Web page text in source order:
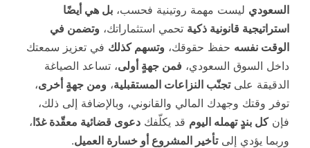
السعودي ليست مهمة روتينية فحسب، بل هي أيضًا
استراتيجية قانونية ذكية تحمي استثماراتك، وتضمن في
الوقت نفسه حفظ حقوقك، وتسهم كذلك في تعزيز سمعتك
داخل السوق السعودي، فمن جهةٍ أولى، تساعد الصياغة
الدقيقة علىتجنّب النزاعات المستقبلية، ومن جهةٍ أخرى،
توفر وقتك وجهدك المالي والقانوني، وبالإضافة إلى ذلك،
فإنكل بندٍ تهمله اليوم قد يكلّفك دعوى قضائية معقّدة غدًا،
وربما يؤدي إلىتأخير المشروع أو خسارة العميل.